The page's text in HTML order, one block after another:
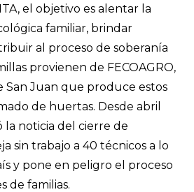
el objetivo es alentar la
familiar, brindar
al proceso de soberanía
provienen de FECOAGRO,
San Juan que produce estos
de huertas. Desde abril
la noticia del cierre de
sin trabajo a 40 técnicos a lo
y pone en peligro el proceso
de familias.